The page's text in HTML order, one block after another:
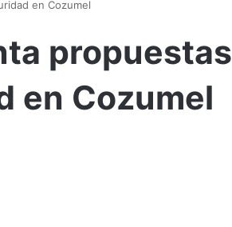
en Cozumel
propuestas
en Cozumel